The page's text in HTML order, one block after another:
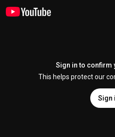
Sign in to confirm
This helps protect our
Sign